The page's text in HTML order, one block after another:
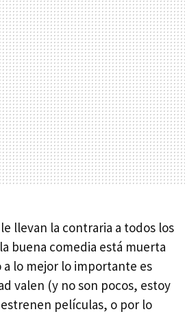
llevan la contraria a todos los
buena comedia está muerta
lo mejor lo importante es
valen (y no son pocos, estoy
películas, o por lo